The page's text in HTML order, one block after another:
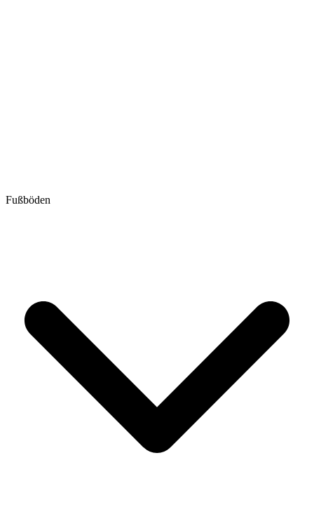
Fußböden